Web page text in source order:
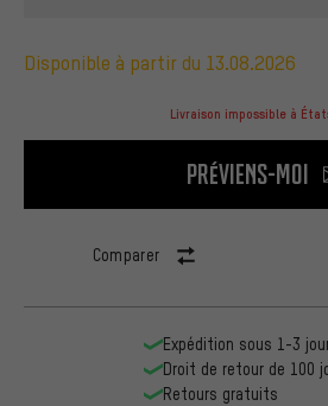
disponible à partir du 13.08.2026
Livraison impossible à
Préviens-moi
Comparer
Expédition sous 1-3
Droit de retour de 100
Retours gratuits